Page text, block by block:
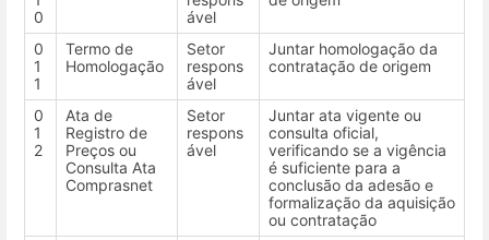
0
ável
0
1
1
Termo de
Homologação
Setor
respons
ável
Juntar homologação da
contratação de origem
0
1
2
Ata de
Registro de
Preços ou
Consulta Ata
Comprasnet
Setor
respons
ável
Juntar ata vigente ou
consulta oficial,
verificando se a vigência
é suficiente para a
conclusão da adesão e
formalização da aquisição
ou contratação